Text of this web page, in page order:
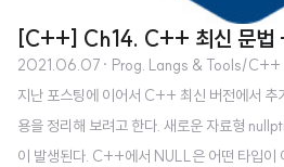
[C++] Ch14. C++ 최신 문
2021.06.07 · Prog. Langs & Tools/C++
지난 포스팅에 이어서 C++ 최신 버전에서 추
용을 정리해 보려고 한다. 새로운 자료형
이 발생된다. C++에서 NULL은 어떤 타입이